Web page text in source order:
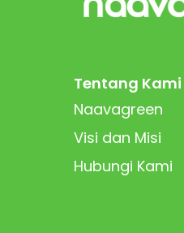
Tentang Kami
Naavagreen
Visi dan Misi
Hubungi Kami